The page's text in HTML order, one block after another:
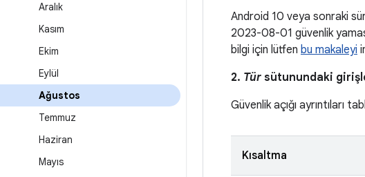
Aralık
Kasım
Ekim
Eylül
Ağustos
Temmuz
Haziran
Mayıs
Android 10 veya sonraki
2023-08-01 güvenlik
bilgi için lütfen bu makaleyi
2. Tür sütunundaki
Güvenlik açığı ayrıntıları
Kısaltma